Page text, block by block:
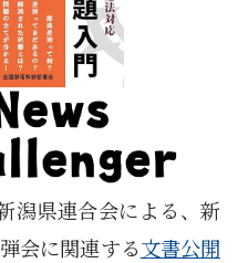
潟県連合会による、新
会に関連する文書公開